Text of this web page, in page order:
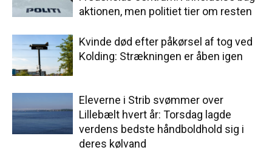
aktionen, men politiet tier om resten
Kvinde død efter påkørsel af tog ved
Kolding: Strækningen er åben igen
Eleverne i Strib svømmer over
Lillebælt hvert år: Torsdag lagde
verdens bedste håndboldhold sig i
deres kølvand